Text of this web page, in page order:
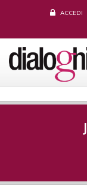
ACCEDI